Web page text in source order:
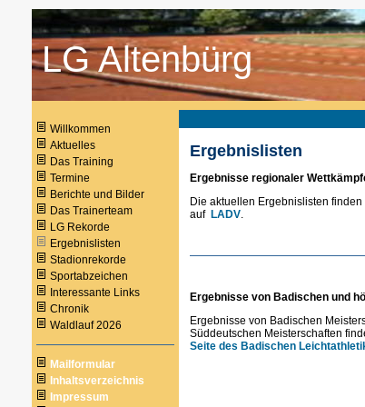
LG Altenbürg
Willkommen
Aktuelles
Das Training
Termine
Berichte und Bilder
Das Trainerteam
LG Rekorde
Ergebnislisten
Stadionrekorde
Sportabzeichen
Interessante Links
Chronik
Waldlauf 2026
Mailformular
Inhaltsverzeichnis
Impressum
Ergebnislisten
Ergebnisse regionaler
Die aktuellen Ergebnislisten finden
auf LADV.
Ergebnisse von Badischen und
Ergebnisse von Badischen
Süddeutschen Meisterschaften
Seite des Badischen